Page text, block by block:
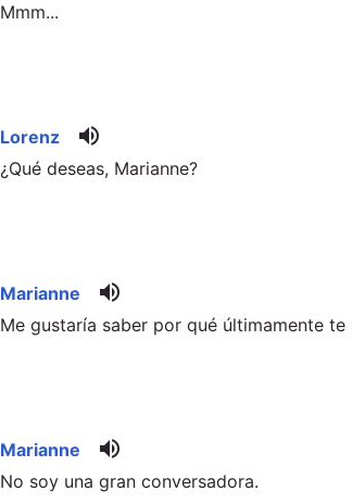
Mmm...
Lorenz volume_up
¿Qué deseas, Marianne?
Marianne volume_up
Me gustaría saber por qué últimamente
Marianne volume_up
No soy una gran conversadora.